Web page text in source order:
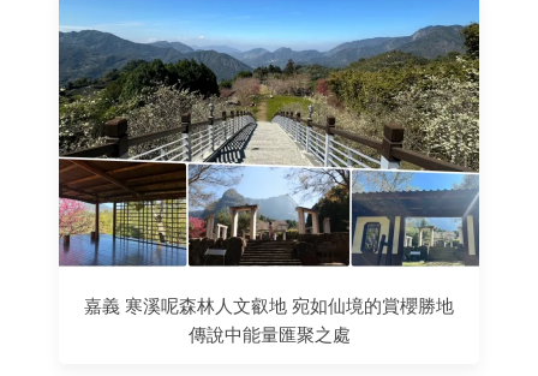
嘉義 寒溪呢森林人文叡地 宛如仙境的賞櫻勝地
傳說中能量匯聚之處